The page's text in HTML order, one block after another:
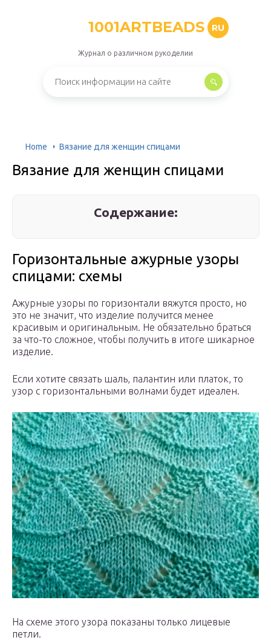
1001ARTBEADS RU
Журнал о различном рукоделии
Home Вязание для женщин спицами
Вязание для женщин спицами
Содержание:
Горизонтальные ажурные узоры
спицами: схемы
Ажурные узоры по горизонтали вяжутся просто, но
это не значит, что изделие получится менее
красивым и оригинальным. Не обязательно браться
за что-то сложное, чтобы получить в итоге шикарное
изделие.
Если хотите связать шаль, палантин или платок, то
узор с горизонтальными волнами будет идеален.
На схеме этого узора показаны только лицевые
петли.